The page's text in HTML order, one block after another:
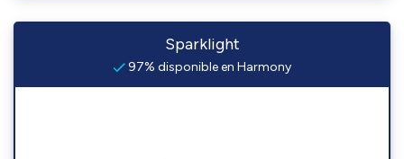
Sparklight
97% disponible en Harmony